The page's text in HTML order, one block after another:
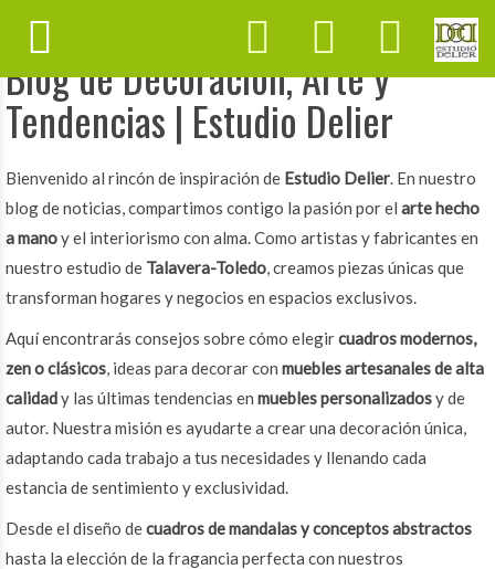
Blog de Decoración, Arte y
Tendencias | Estudio Delier
Bienvenido al rincón de inspiración de Estudio Delier. En nuestro
blog de noticias, compartimos contigo la pasión por el arte hecho
a manoy el interiorismo con alma. Como artistas y fabricantes en
nuestro estudio de Talavera-Toledo, creamos piezas únicas que
transforman hogares y negocios en espacios exclusivos.
Aquí encontrarás consejos sobre cómo elegircuadros modernos,
zen o clásicos, ideas para decorar con muebles artesanales de alta
calidady las últimas tendencias en muebles personalizadosy de
autor. Nuestra misión es ayudarte a crear una decoración única,
adaptando cada trabajo a tus necesidades y llenando cada
estancia de sentimiento y exclusividad.
Desde el diseño decuadros de mandalas y conceptos abstractos
hasta la elección de la fragancia perfecta con nuestros